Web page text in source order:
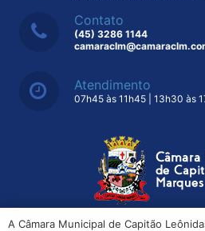
Contato
(45) 3286 1144
Atendimento
07h45 às 11h45 | 13h30 às
A Câmara Municipal de Capitão